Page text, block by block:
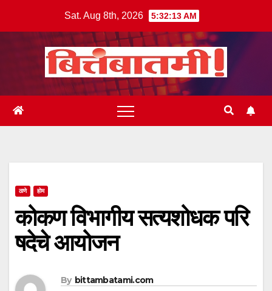
Sat. Aug 8th, 2026 5:32:13 AM
ठाणे होम
कोकण विभागीय सत्यशोधक परि
षदेचे आयोजन
By bittambatami.com